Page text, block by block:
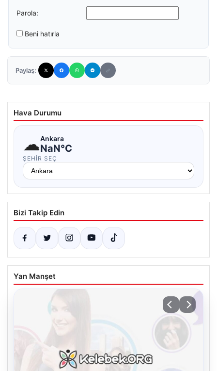
Parola:
Beni hatırla
Paylaş:
Hava Durumu
☁Ankara
NaN°C
ŞEHIR SEÇ
Bizi Takip Edin
Yan Manşet